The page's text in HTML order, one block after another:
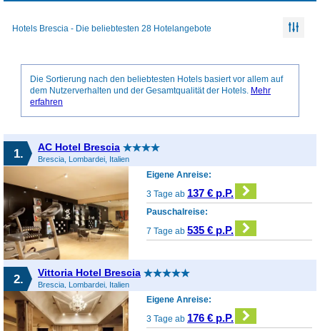
Hotels Brescia - Die beliebtesten 28 Hotelangebote
Die Sortierung nach den beliebtesten Hotels basiert vor allem auf
dem Nutzerverhalten und der Gesamtqualität der Hotels. Mehr
erfahren
1. AC Hotel Brescia
Brescia, Lombardei, Italien
Eigene Anreise:
3 Tage ab 137 € p.P.
Pauschalreise:
7 Tage ab535 € p.P.
2. Vittoria Hotel Brescia
Brescia, Lombardei, Italien
Eigene Anreise:
3 Tage ab 176 € p.P.